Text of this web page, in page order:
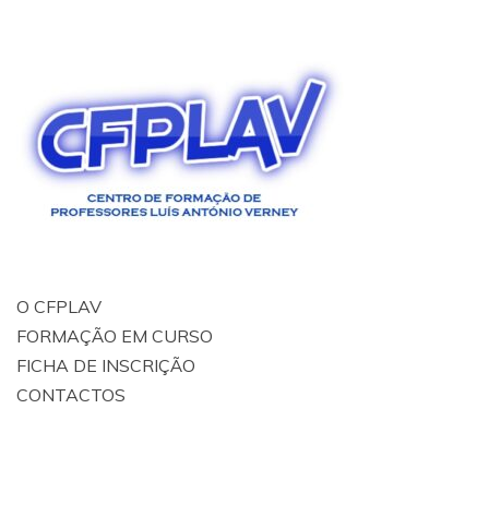
O CFPLAV
FORMAÇÃO EM CURSO
FICHA DE INSCRIÇÃO
CONTACTOS